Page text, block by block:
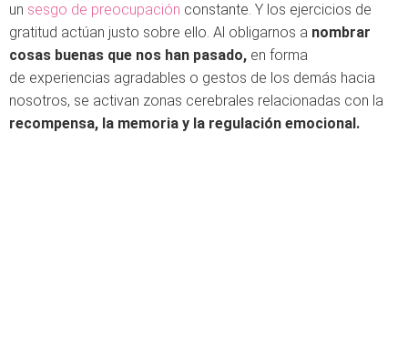
un sesgo de preocupación constante. Y los ejercicios de
gratitud actúan justo sobre ello. Al obligarnos a nombrar
cosas buenas que nos han pasado, en forma
de experiencias agradables o gestos de los demás hacia
nosotros, se activan zonas cerebrales relacionadas con la
recompensa, la memoria y la regulación emocional.